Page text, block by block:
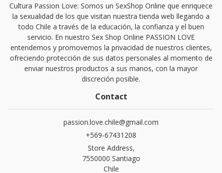
Cultura Passion Love: Somos un SexShop Online que enriquece
la sexualidad de los que visitan nuestra tienda web llegando a
todo Chile a través de la educación, la confianza y el buen
servicio. En nuestro Sex Shop Online PASSION LOVE
entendemos y promovemos la privacidad de nuestros clientes,
ofreciendo protección de sus datos personales al momento de
enviar nuestros productos a sus manos, con la mayor
discreción posible.
Contact
passion.love.chile@gmail.com
+569-67431208
Store Address,
7550000 Santiago
Chile